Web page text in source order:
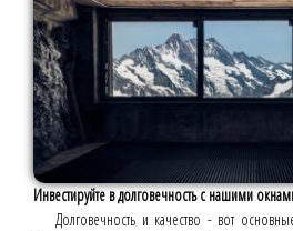
Инвестируйте в долговечность с нашими
Долговечность и качество - вот